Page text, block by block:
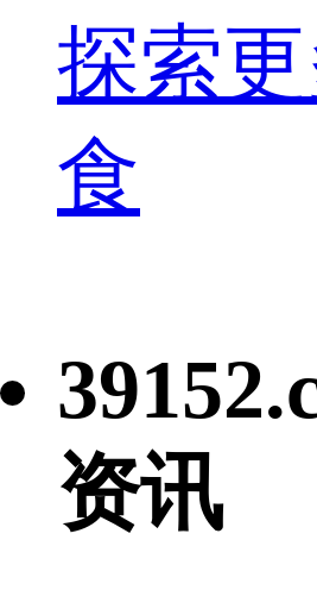
探索
食
资讯